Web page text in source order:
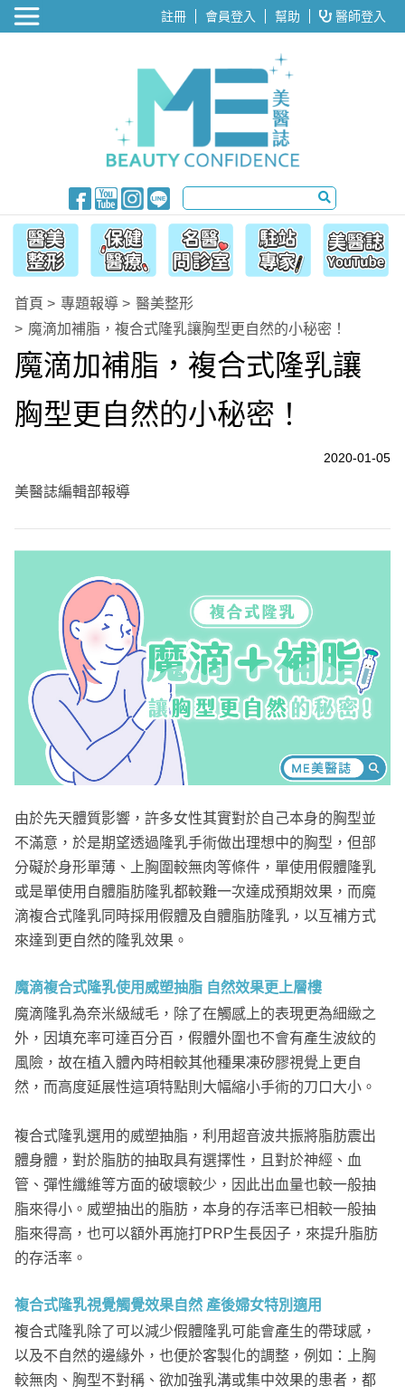
醫美整形 註冊 會員登入 幫助 醫師登入
首頁 專題報導
醫美整形
魔滴加補脂，複合式隆乳讓胸型更自然的小秘密！
魔滴加補脂，複合式隆乳讓
胸型更自然的小秘密！
2020-01-05
美醫誌編輯部報導
由於先天體質影響，許多女性其實對於自己本身的胸型並
不滿意，於是期望透過隆乳手術做出理想中的胸型，但部
分礙於身形單薄、上胸圍較無肉等條件，單使用假體隆乳
或是單使用自體脂肪隆乳都較難一次達成預期效果，而魔
滴複合式隆乳同時採用假體及自體脂肪隆乳，以互補方式
來達到更自然的隆乳效果。
魔滴複合式隆乳使用威塑抽脂 自然效果更上層樓
魔滴隆乳為奈米級絨毛，除了在觸感上的表現更為細緻之
外，因填充率可達百分百，假體外圍也不會有產生波紋的
風險，故在植入體內時相較其他種果凍矽膠視覺上更自
然，而高度延展性這項特點則大幅縮小手術的刀口大小。
複合式隆乳選用的威塑抽脂，利用超音波共振將脂肪震出
體身體，對於脂肪的抽取具有選擇性，且對於神經、血
管、彈性纖維等方面的破壞較少，因此出血量也較一般抽
脂來得小。威塑抽出的脂肪，本身的存活率已相較一般抽
脂來得高，也可以額外再施打PRP生長因子，來提升脂肪
的存活率。
複合式隆乳視覺觸覺效果自然 產後婦女特別適用
複合式隆乳除了可以減少假體隆乳可能會產生的帶球感，
以及不自然的邊緣外，也便於客製化的調整，例如：上胸
較無肉、胸型不對稱、欲加強乳溝或集中效果的患者，都